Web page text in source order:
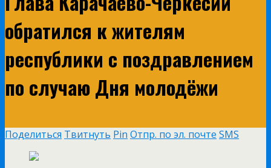
обратился к жителям
республики с поздравлением
по случаю Дня молодёжи
Поделиться Твитнуть Pin Отпр. по эл. почте SMS